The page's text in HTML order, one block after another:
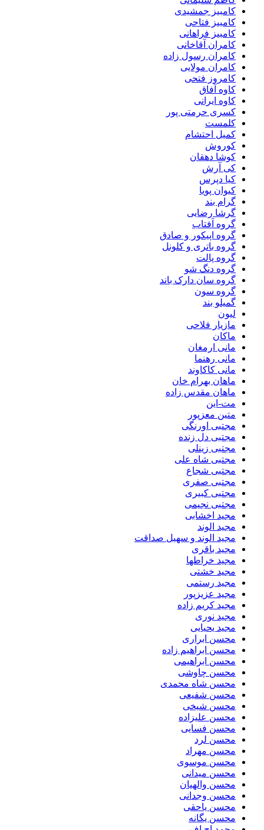
کامبیز جمشیدی
کامبیز فتاحی
کامبیز فراهانی
کامران آقاخانی
کامران رسول زاده
کامران مولایی
کامروز فتحی
کاوه آفاق
کاوه ایرانی
کسری حرمتی پور
کلمست
کمیل احتشام
کوروش
کوشا دهقان
کی آرش
کیا دپرس
کیوان پویا
گرام بند
گرشا رضایی
گروه آفتاب
گروه اپیکور و صادق
گروه باتری و کلونل
گروه پالت
گروه دنگ شو
گروه سان دارک باند
گروه سون
گمیلو بند
لیون
مازیار فلاحی
ماکان
مانی ارمغان
مانی رهنما
مانی کاکاوند
ماهان بهرام خان
ماهان مقدس زاده
مت-این
متین معزپور
مجتبی اورنگی
مجتبی دل زنده
مجتبی زینلی
مجتبی شاه علی
مجتبی شجاع
مجتبی صفری
مجتبی کبیری
مجتبی نجیمی
مجید اخشابی
مجید الوند‎
مجید الوند و سهیل صداقت
مجید باقری
مجید خراطها
مجید خشتی
مجید رستمی
مجید عزیزپور
مجید کریم زاده
مجید نوری
مجید یحیایی
محسن ابراری
محسن ابراهیم زاده
محسن ابراهیمی
محسن چاوشی
محسن شاه محمدی
محسن شفیعی
محسن شیخی
محسن علیزاده
محسن فسایی
محسن لرد
محسن مهراد
محسن موسوی
محسن میدانی
محسن والهیان
محسن وجدانی
محسن یاحقی
محسن یگانه